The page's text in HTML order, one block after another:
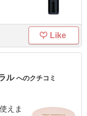
Like
ル へのクチコミ
えま